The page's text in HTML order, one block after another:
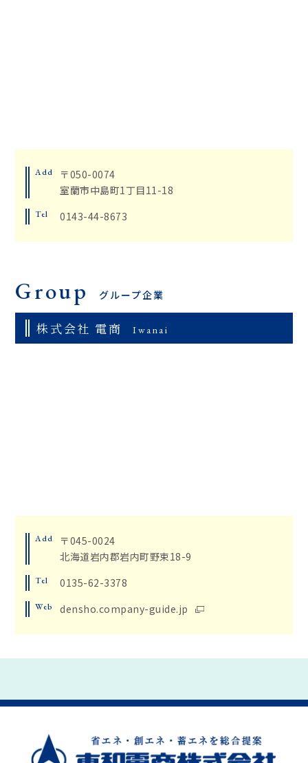
Add
〒050-0074
室蘭市中島町1丁目11-18
Tel 0143-44-8673
Group グループ企業
株式会社 電商 Iwanai
Add
〒045-0024
北海道岩内郡岩内町野束18-9
Tel 0135-62-3378
Web densho.company-guide.jp